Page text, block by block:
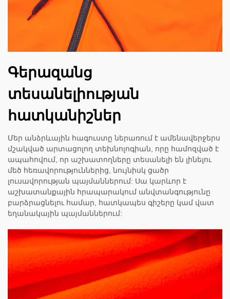
Գերազանց
տեսանելիության
հատկանիշներ
Մեր անձրևային հագուստը ներառում է ամենավերջերս
մշակված արտացոլող տեխնոլոգիան, որը համոզված է
ապահովում, որ աշխատողները տեսանելի են լինելու
մեծ հեռավորություններից, նույնիսկ ցածր
լուսավորության պայմաններում: Սա կարևոր է
աշխատանքային հրապարակում անվտանգությունը
բարձրացնելու համար, հատկապես գիշերը կամ վատ
եղանակային պայմաններում: